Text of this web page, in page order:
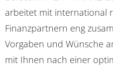
arbeitet mit international
Finanzpartnern eng
Vorgaben und Wünsche
mit Ihnen nach einer